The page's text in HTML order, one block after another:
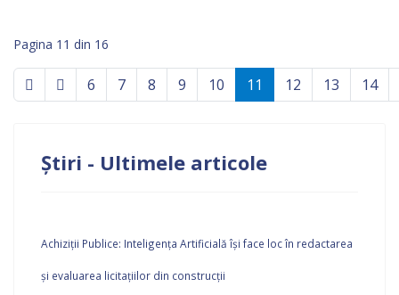
Pagina 11 din 16
6 7 8 9 10 11 12 13 14
Știri - Ultimele articole
Achiziții Publice: Inteligența Artificială își face loc în redactarea
și evaluarea licitațiilor din construcții